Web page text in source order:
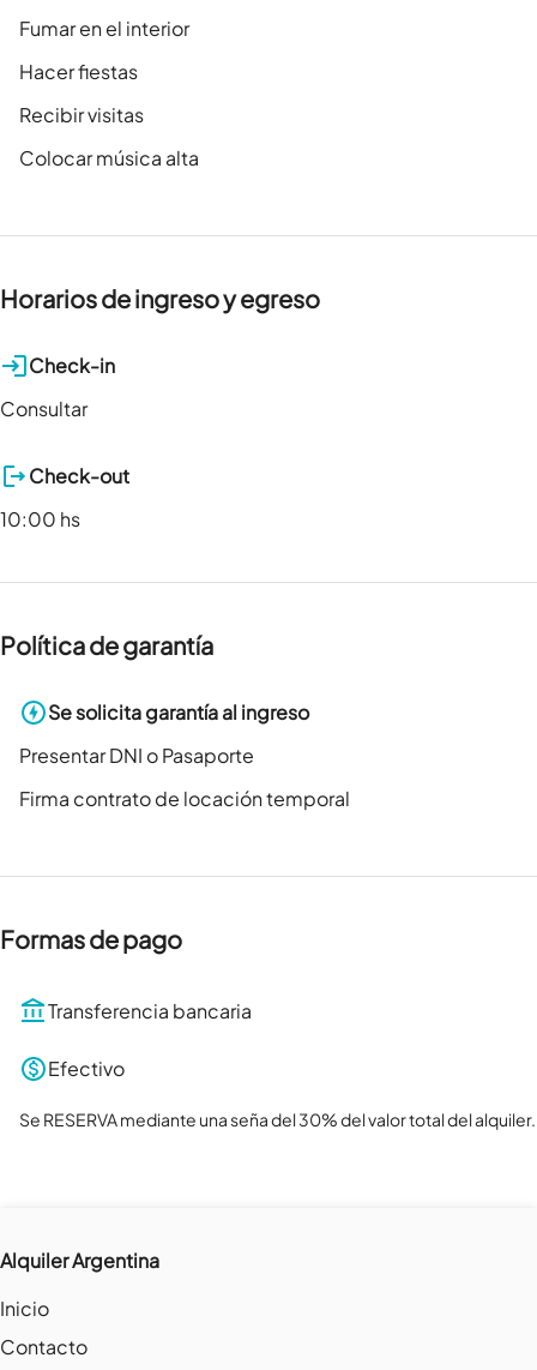
Fumar en el interior
Hacer fiestas
Recibir visitas
Colocar música alta
Horarios de ingreso y egreso
Check-in
Consultar
Check-out
10:00 hs
Política de garantía
Se solicita garantía al ingreso
Presentar DNI o Pasaporte
Firma contrato de locación temporal
Formas de pago
Transferencia bancaria
Efectivo
Se RESERVA mediante una seña del 30% del valor total del alquiler.
Alquiler Argentina
Inicio
Contacto